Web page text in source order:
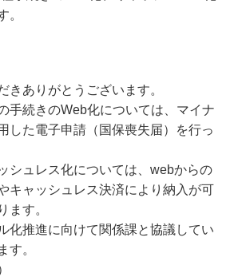
。
きありがとうございます。
手続きのWeb化については、マイナ
した電子申請（国保喪失届）を行っ
シュレス化については、webからの
キャッシュレス決済により納入が可
ます。
化推進に向けて関係課と協議してい
す。